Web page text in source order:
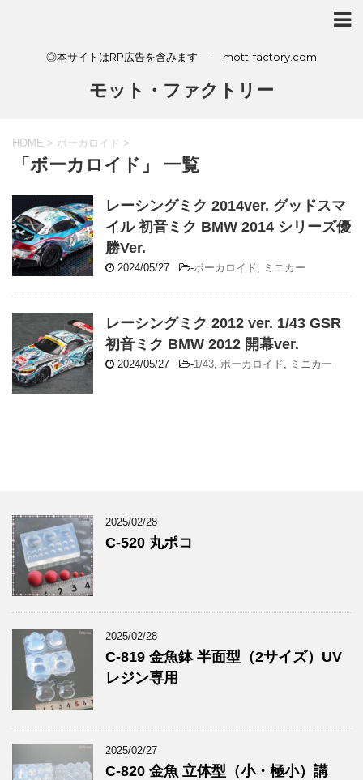
◎本サイトはRP広告を含みます - mott-factory.com
モット・ファクトリー
HOME > ボーカロイド >
「ボーカロイド」 一覧
レーシングミク 2014ver. グッドスマ
イル 初音ミク BMW 2014 シリーズ優
勝Ver.
2024/05/27 -ボーカロイド, ミニカー
レーシングミク 2012 ver. 1/43 GSR
初音ミク BMW 2012 開幕ver.
2024/05/27 -1/43, ボーカロイド, ミニカー
2025/02/28
C-520 丸ポコ
2025/02/28
C-819 金魚鉢 半面型（2サイズ）UV
レジン専用
2025/02/27
C-820 金魚 立体型（小・極小）講